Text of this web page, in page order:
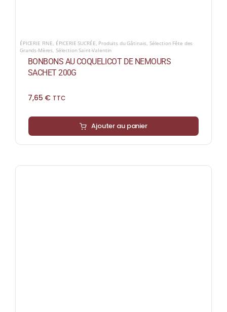
ÉPICERIE FINE, ÉPICERIE SUCRÉE, Produits du Gâtinais, Sélection Fête des
Grands-Mères, Sélection Saint-Valentin
BONBONS AU COQUELICOT DE NEMOURS
SACHET 200G
7,65 € TTC
Ajouter au panier